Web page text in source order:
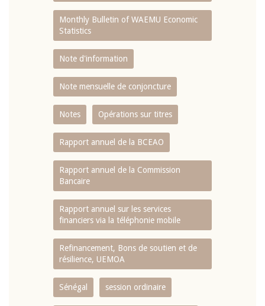
Monthly Bulletin of WAEMU Economic
Statistics
Note d'information
Note mensuelle de conjoncture
Notes Opérations sur titres
Rapport annuel de la BCEAO
Rapport annuel de la Commission
Bancaire
Rapport annuel sur les services
financiers via la téléphonie mobile
Refinancement, Bons de soutien et de
résilience, UEMOA
Sénégal session ordinaire